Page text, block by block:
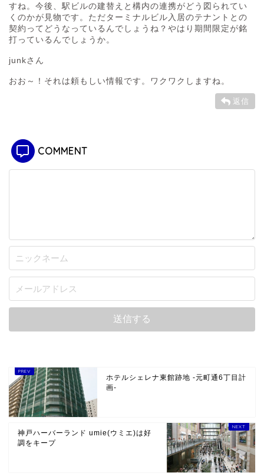
すね。今後、駅ビルの建替えと構内の連携がどう図られてい
くのかが見物です。ただターミナルビル入居のテナントとの
契約ってどうなっているんでしょうね？やはり期間限定が銘
打っているんでしょうか。
junkさん
おお～！それは頼もしい情報です。ワクワクしますね。
返信
COMMENT
ホテルシェレナ東館跡地 -元町通6丁目計
画-
神戸ハーバーランド umie(ウミエ)は好
調をキープ